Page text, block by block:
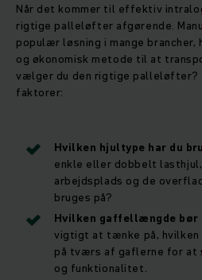
Når det kommer til effektiv
rigtige palleløfter afgørende.
populær løsning i mange
og økonomisk metode til at
vælger du den rigtige palleløfter?
faktorer:
Hvilken hjultype har du
enkle eller dobbelt
arbejdsplads og de
bruges på?
Hvilken gaffellængde bør
vigtigt at tænke på, hvilken
på tværs af gaflerne for at
og funktionalitet.